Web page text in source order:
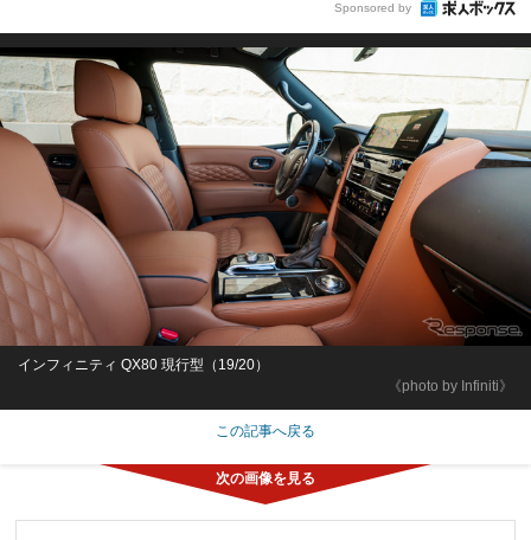
Sponsored by
《photo by Infiniti》
インフィニティ QX80 現行型（19/20）
この記事へ戻る